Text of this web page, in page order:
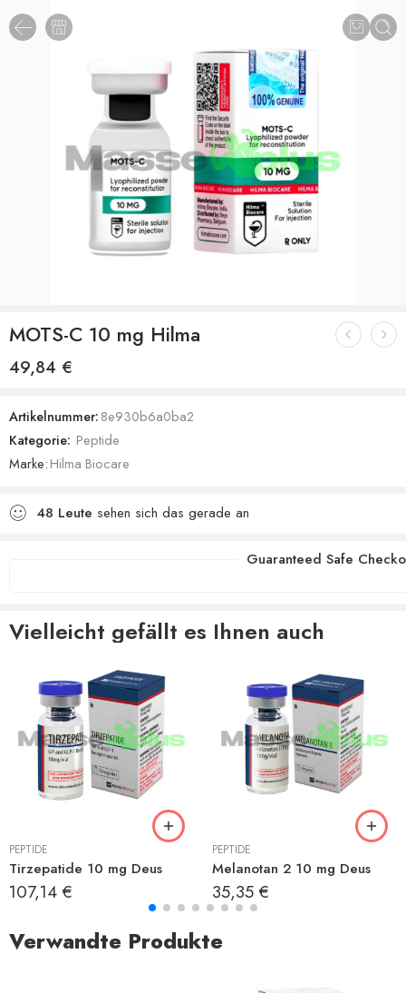
MOTS-C 10 mg Hilma
49,84 €
Artikelnummer:8e930b6a0ba2
Kategorie: Peptide
Marke:Hilma Biocare
48 Leute sehen sich das gerade an
Guaranteed Safe
Vielleicht gefällt es Ihnen auch
PEPTIDE
Tirzepatide 10 mg Deus
107,14 €
PEPTIDE
Melanotan 2 10 mg Deus
35,35 €
Verwandte Produkte